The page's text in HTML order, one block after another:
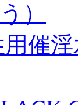
）
催